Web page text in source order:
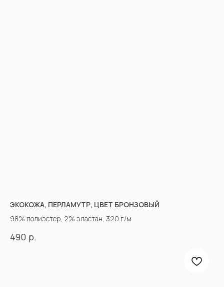
ЭКОКОЖА, ПЕРЛАМУТР, ЦВЕТ БРОНЗОВЫЙ
98% полиэстер, 2% эластан, 320 г/м
490 р.